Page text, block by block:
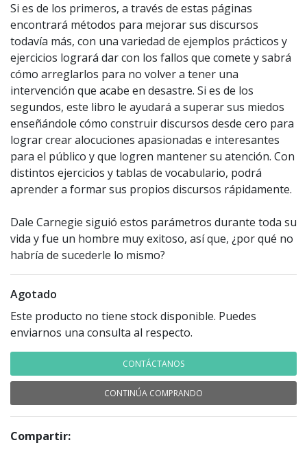
Si es de los primeros, a través de estas páginas
encontrará métodos para mejorar sus discursos
todavía más, con una variedad de ejemplos prácticos y
ejercicios logrará dar con los fallos que comete y sabrá
cómo arreglarlos para no volver a tener una
intervención que acabe en desastre. Si es de los
segundos, este libro le ayudará a superar sus miedos
enseñándole cómo construir discursos desde cero para
lograr crear alocuciones apasionadas e interesantes
para el público y que logren mantener su atención. Con
distintos ejercicios y tablas de vocabulario, podrá
aprender a formar sus propios discursos rápidamente.
Dale Carnegie siguió estos parámetros durante toda su
vida y fue un hombre muy exitoso, así que, ¿por qué no
habría de sucederle lo mismo?
Agotado
Este producto no tiene stock disponible. Puedes
enviarnos una consulta al respecto.
CONTÁCTANOS
CONTINÚA COMPRANDO
Compartir: